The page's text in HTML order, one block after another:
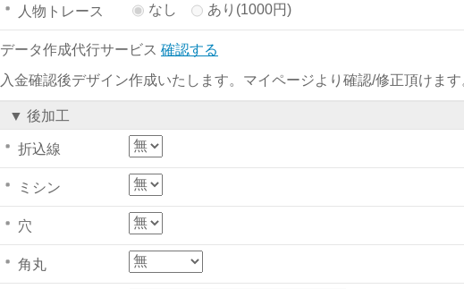
人物トレース なし あり(1000円)
データ作成代行サービス 確認する
入金確認後デザイン作成いたします。マイページより確認/修正頂けます
▼ 後加工
折込線
ミシン
穴
角丸